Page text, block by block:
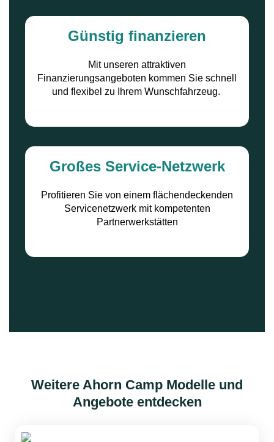
Günstig finanzieren
Mit unseren attraktiven
Finanzierungsangeboten kommen Sie schnell
und flexibel zu Ihrem Wunschfahrzeug.
Großes Service-Netzwerk
Profitieren Sie von einem flächendeckenden
Servicenetzwerk mit kompetenten
Partnerwerkstätten
Weitere Ahorn Camp Modelle und
Angebote entdecken